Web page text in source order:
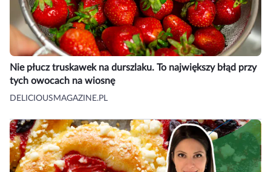
Nie płucz truskawek na durszlaku. To największy błąd przy
tych owocach na wiosnę
DELICIOUSMAGAZINE.PL